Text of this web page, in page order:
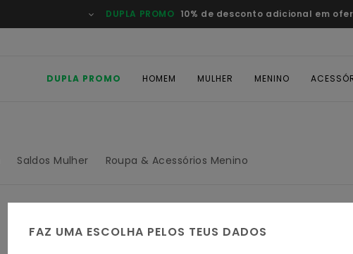
DUPLA PROMO 10% de desconto adicional em
DUPLA PROMO HOMEM MULHER MENINO
Saldos Mulher Roupa & Acessórios Menino
FAZ UMA ESCOLHA PELOS TEUS DADOS